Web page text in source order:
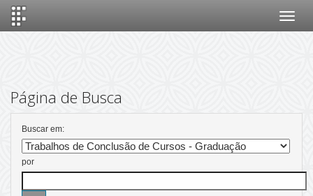
Página de Busca
Buscar em:
por